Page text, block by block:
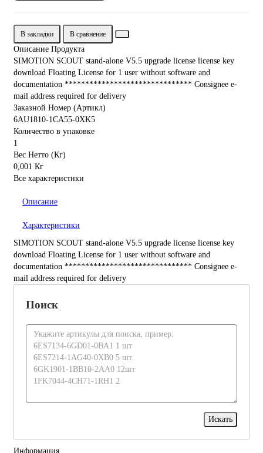
В закладки В сравнение
Описание Продукта
SIMOTION SCOUT stand-alone V5.5 upgrade license license key
download Floating License for 1 user without software and
documentation ******************************* Consignee e-
mail address required for delivery
Заказной Номер (Артикл)
6AU1810-1CA55-0XK5
Количество в упаковке
1
Вес Нетто (Кг)
0,001 Кг
Все характеристики
Описание
Характеристики
SIMOTION SCOUT stand-alone V5.5 upgrade license license key
download Floating License for 1 user without software and
documentation ******************************* Consignee e-
mail address required for delivery
Поиск
Информация